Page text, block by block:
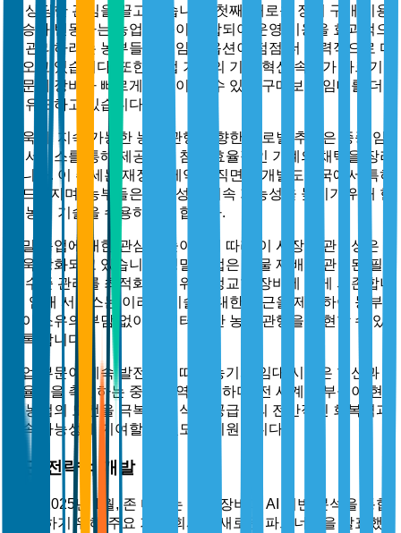
해 상당한 관심을 끌고 있습니다. 첫째, 새로운 장비 구매 비용
상승과 변동하는 농업 소득이 결합되어 운영 비용을 효과적으
로 관리하려는 농부들에게 임대 옵션이 점점 더 매력적으로 다
가오고 있습니다. 또한 농업 기계의 기술 혁신 속도가 빠르기
때문에 장비가 빠르게 구식이 될 수 있어 구매보다 임대를 더
욱 유도하고 있습니다.
더욱이, 지속 가능한 농업 관행을 향한 글로벌 추진은 종종 임
대 서비스를 통해 제공되는 첨단 효율적인 기계의 채택을 장려
합니다. 이 추세는 재정적 제약에 직면한 개발도상국에서 특히
두드러지며, 농부들은 생산성과 지속 가능성을 높이기 위해 현
대 농업 기술을 수용하고자 합니다.
정밀 농업에 대한 관심이 높아짐에 따라 이 시장의 관련성은
더욱 강화되고 있습니다. 정밀 농업은 작물 재배와 관련된 필
드 수준 관리를 최적화하기 위해 정교한 장비에 크게 의존합니
다. 임대 서비스는 이러한 기술에 대한 접근을 제공하여 농부
들이 소유의 부담 없이 데이터 기반 농업 관행을 구현할 수 있
도록 합니다.
농업 부문이 계속 발전함에 따라 농기계 임대 시장은 혁신과
효율성을 촉진하는 중요한 역할을 하며, 전 세계 농부들이 현
대 농업의 도전을 극복하고 식량 공급망의 전반적인 회복력과
지속 가능성에 기여할 수 있도록 지원합니다.
최근 전략적 개발
2025년 1월, 존 디어는 임대 장비에 AI 기반 분석을 통합
하기 위해 주요 기술 회사와 새로운 파트너십을 발표했